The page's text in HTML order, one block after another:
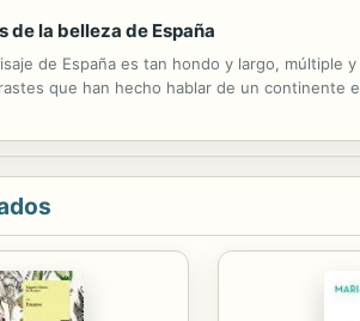
de la belleza de España
de España es tan hondo y largo, múltiple
que han hecho hablar de un continente